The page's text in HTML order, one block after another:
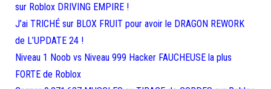
sur Roblox DRIVING EMPIRE !
J’ai TRICHÉ sur BLOX FRUIT pour avoir le DRAGON REWORK
de L’UPDATE 24 !
Niveau 1 Noob vs Niveau 999 Hacker FAUCHEUSE la plus
FORTE de Roblox